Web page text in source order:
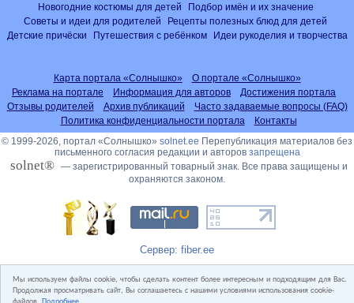
Мы используем файлы cookie, чтобы сделать контент более интересным и подходящим для Вас.
Продолжая просматривать сайт, Вы соглашаетесь с нашими условиями использования cookie-
файлов. Подробнее...
Новогодние костюмы для детей
Подбор имён и их значение
Советы и идеи для родителей
Рецепты полезных блюд для детей
Детские причёски
Путешествия с ребёнком Идеи рукоделия и творчества
Карта портала «Солнышко»
О портале «Солнышко»
Реклама на портале
Информация для авторов
Достижения портала
Отзывы родителей
Архив публикаций
Часто задаваемые вопросы (FAQ)
Политика конфиденциальности портала
Контакты
© 1999-2026, портал «Солнышко» solnet.ee Перепубликация материалов без
письменного согласия редакции и авторов запрещена
solnet® — зарегистрированный товарный знак. Все права защищены и
охраняются законом.
Сервер: fiber.ee